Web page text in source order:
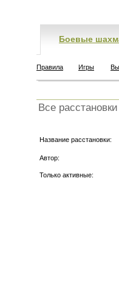
Боевые
Правила Игры
Все
Название расстановки:
Автор:
Только активные: